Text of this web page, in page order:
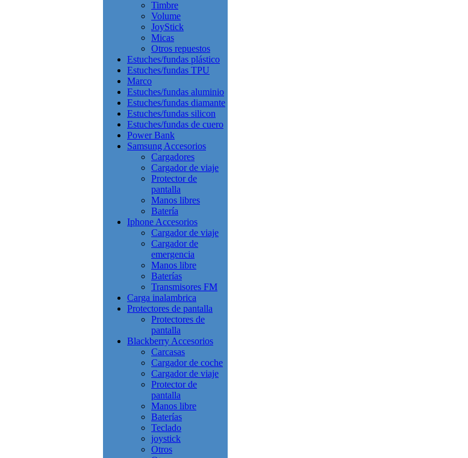
Timbre
Volume
JoyStick
Micas
Otros repuestos
Estuches/fundas plástico
Estuches/fundas TPU
Marco
Estuches/fundas aluminio
Estuches/fundas diamante
Estuches/fundas silicon
Estuches/fundas de cuero
Power Bank
Samsung Accesorios
Cargadores
Cargador de viaje
Protector de
pantalla
Manos libres
Batería
Iphone Accesorios
Cargador de viaje
Cargador de
emergencia
Manos libre
Baterías
Transmisores FM
Carga inalambrica
Protectores de pantalla
Protectores de
pantalla
Blackberry Accesorios
Carcasas
Cargador de coche
Cargador de viaje
Protector de
pantalla
Manos libre
Baterías
Teclado
joystick
Otros